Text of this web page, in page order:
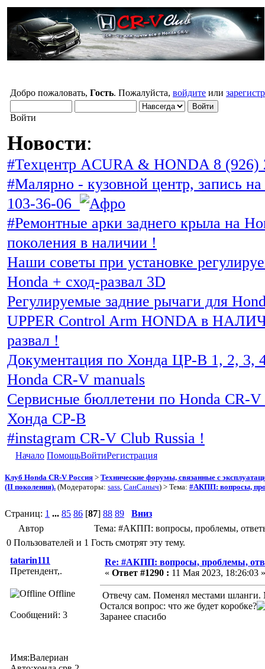
Добро пожаловать, Гость. Пожалуйста, войдите или
Войти
Новости:
#Техцентр ACURA & HONDA 8 (926)
#Малярно - кузовной центр, запись
103-36-06
#Ремонтные арки заднего крыла на
поколения в наличии !
Наши советы при установке
Honda + сход-развал 3D
Регулируемые задние рычаги для
UPPER Control Arm HONDA в
развал !
Документация по Хонда ЦР-В 1, 2, 3,
Honda CR-V manuals
Сервисные бюллетени по Honda CR-
Хонда СР-В
#instagram CR-V Club Russia !
Начало ПомощьВойтиРегистрация
Клуб Honda CR-V Россия > Технические форумы, связанные с
(II поколения). (Модераторы: sass СанСаныч) > Тема: #АКПП: вопросы,
Страниц: 1 ... 85 86 [87] 88 89
Вниз
Автор
Тема: #АКПП: вопросы, проблемы,
0 Пользователей и 1 Гость смотрят эту тему.
tatarin111
Претендент,.
Offline
Сообщений: 3
Имя:Валериан
Re: #АКПП: вопросы, проблемы,
« Ответ #1290 : 11 Мая 2023, 18:26:03 »
Отвечу сам. Поменял местами
Остался вопрос: что же будет коробке?
Заранее спасибо